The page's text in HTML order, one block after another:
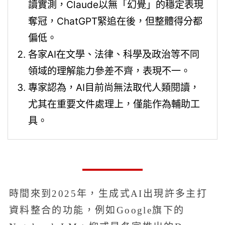
讀實測，Claude以無「幻覺」的穩定表現
奪冠，ChatGPT緊追在後，但整體得分都
偏低。
各家AI在文學、法律、科學及政治等不同
領域的理解能力參差不齊，表現不一。
專家認為，AI目前尚無法取代人類閱讀，
尤其在重要文件處理上，僅能作為輔助工
具。
時間來到2025年，生成式AI出現許多主打
資料整合的功能，例如Google旗下的